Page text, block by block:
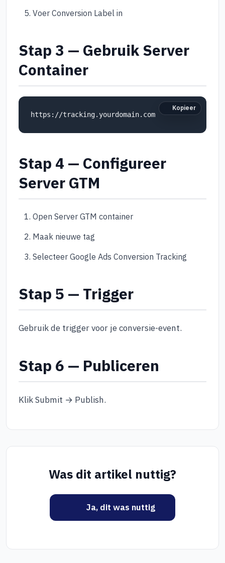
Voer Conversion Label in
Stap 3 — Gebruik Server
Container
https://tracking.yourdomain.com
Kopieer
Stap 4 — Configureer
Server GTM
Open Server GTM container
Maak nieuwe tag
Selecteer Google Ads Conversion Tracking
Stap 5 — Trigger
Gebruik de trigger voor je conversie-event.
Stap 6 — Publiceren
Klik Submit → Publish.
Was dit artikel nuttig?
Ja, dit was nuttig